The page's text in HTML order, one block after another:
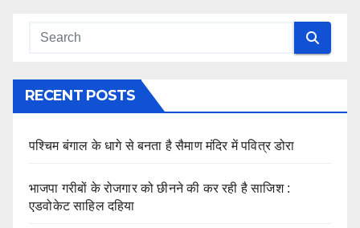
RECENT POSTS
पश्चिम बंगाल के धागे से बनता है सैमाण मंदिर में पवित्र डोरा
भाजपा गरीबों के रोजगार को छीनने की कर रही है साजिश :
एडवोकेट साहिल दहिया